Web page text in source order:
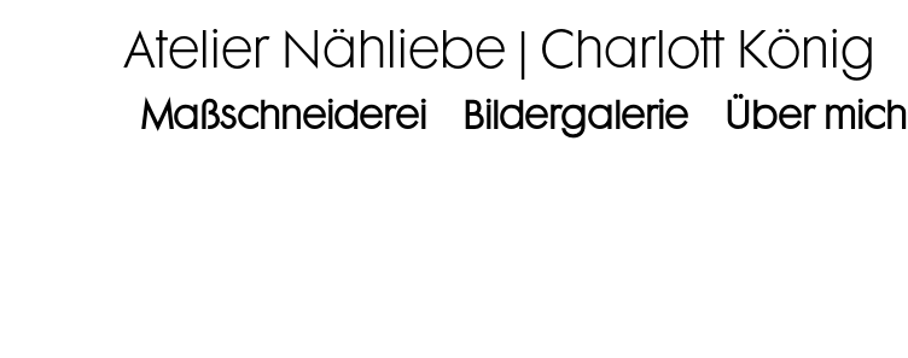
Atelier Nähliebe | Charlott König
Maßschneiderei Bildergalerie Über mich